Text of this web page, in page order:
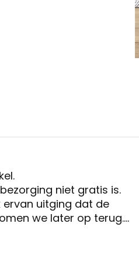
niet gratis is.
ervan uitging dat de
we later op terug.
Ik adviseer hierbij